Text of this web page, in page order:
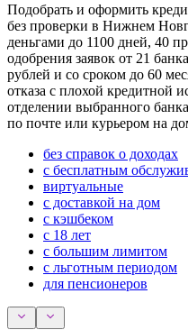
Подобрать и оформить
без проверки в Нижнем
деньгами до 1100 дней, 40
одобрения заявок от 21
рублей и со сроком до 60
отказа с плохой
отделении выбранного
по почте или курьером на
без справок о доходах
с бесплатным
виртуальные
с доставкой на дом
с кэшбеком
с 18 лет
с большим лимитом
с льготным периодом
для пенсионеров